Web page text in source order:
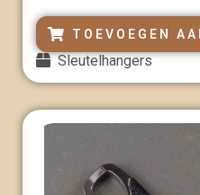
i
t
5
TOEVOEGEN
Sleutelhangers